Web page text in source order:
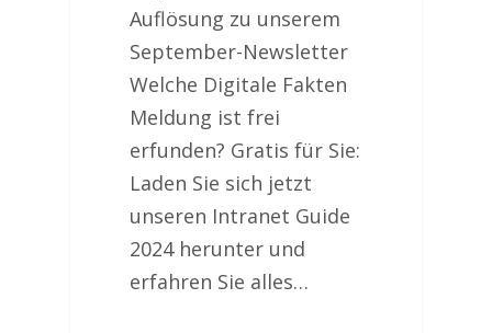
Auflösung zu unserem
September-Newsletter
Welche Digitale Fakten
Meldung ist frei
erfunden? Gratis für Sie:
Laden Sie sich jetzt
unseren Intranet Guide
2024 herunter und
erfahren Sie alles…